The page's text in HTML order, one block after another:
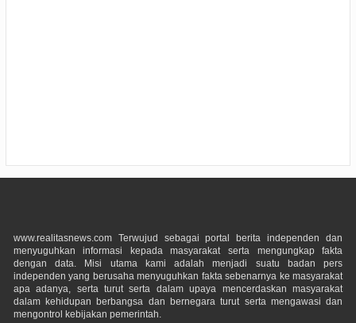
www.realitasnews.com Terwujud sebagai portal berita independen dan
menyuguhkan informasi kepada masyarakat serta mengungkap fakta
dengan data. Misi utama kami adalah menjadi suatu badan pers
independen yang berusaha menyuguhkan fakta sebenarnya ke masyarakat
apa adanya, serta turut serta dalam upaya mencerdaskan masyarakat
dalam kehidupan berbangsa dan bernegara turut serta mengawasi dan
mengontrol kebijakan pemerintah.